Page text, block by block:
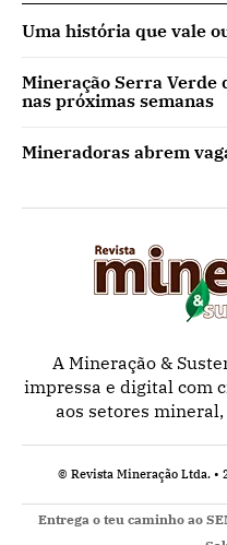
Uma história que vale
Mineração Serra Verde
nas próximas semanas
Mineradoras abrem
A Mineração &
impressa e digital com
aos setores
© Revista Mineração Ltda. •
Entrega o teu caminho ao